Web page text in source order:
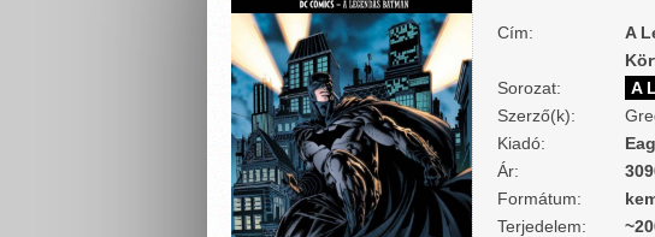
Cím:
A
Sorozat:
A
Szerző(k):
Kiadó:
Ár:
Formátum:
Terjedelem: